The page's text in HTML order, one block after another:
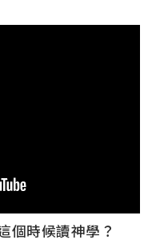
個時候讀神學？